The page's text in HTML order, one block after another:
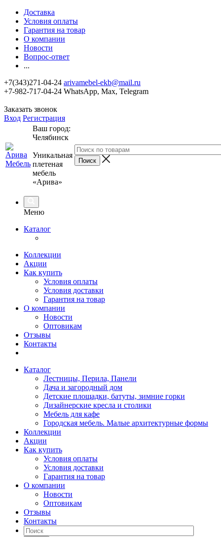
Доставка
Условия оплаты
Гарантия на товар
О компании
Новости
Вопрос-ответ
...
+7(343)271-04-24 arivamebel-ekb@mail.ru
+7-982-717-04-24 WhatsApp, Max, Telegram
Заказать звонок
Вход Регистрация
Ваш город:
Челябинск
Уникальная
плетеная
мебель
«Арива»
Меню
Каталог
Коллекции
Акции
Как купить
Условия оплаты
Условия доставки
Гарантия на товар
О компании
Новости
Оптовикам
Отзывы
Контакты
Каталог
Лестницы, Перила, Панели
Дача и загородный дом
Детские площадки, батуты, зимние горки
Дизайнерские кресла и столики
Мебель для кафе
Городская мебель. Малые архитектурные формы
Коллекции
Акции
Как купить
Условия оплаты
Условия доставки
Гарантия на товар
О компании
Новости
Оптовикам
Отзывы
Контакты